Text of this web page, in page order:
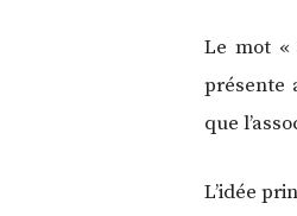
Le mot «
présente
que
L’idée